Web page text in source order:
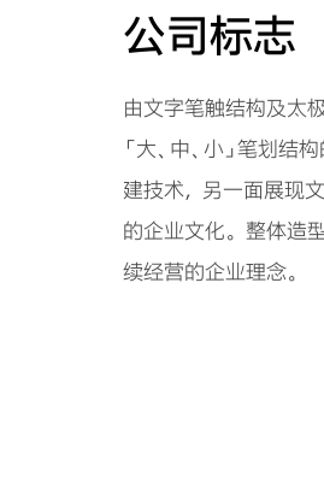
公司标志
由文字笔触结构及太
「大、中、小」笔划
建技术， 另一面展现
的企业文化。 整体造
续经营的企业理念。